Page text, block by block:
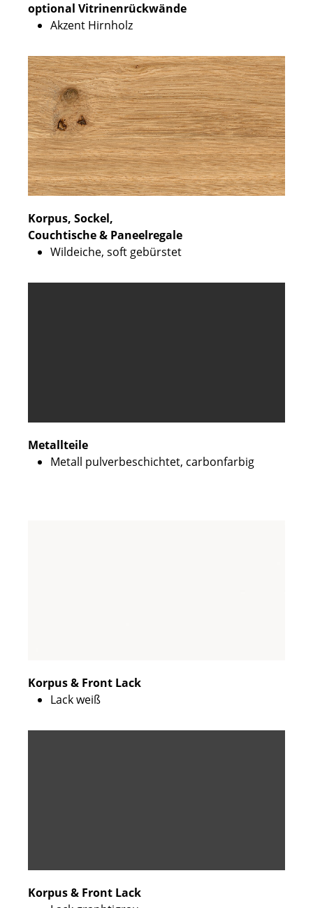
optional Vitrinenrückwände
Akzent Hirnholz
Korpus, Sockel,
Couchtische & Paneelregale
Wildeiche, soft gebürstet
Metallteile
Metall pulverbeschichtet, carbonfarbig
Korpus & Front Lack
Lack weiß
Korpus & Front Lack